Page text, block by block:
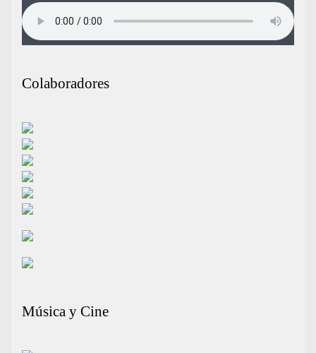
Colaboradores
Música y Cine